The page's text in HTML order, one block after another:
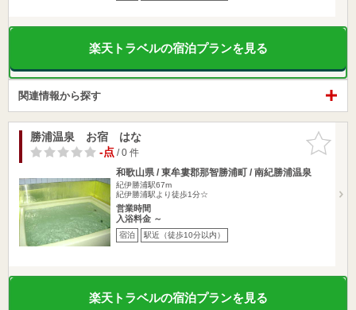
楽天トラベルの宿泊プランを見る
関連情報から探す
お気に入
りに追加
勝浦温泉 お宿 はな
-点/ 0 件
和歌山県 / 東牟婁郡那智勝浦町 / 南紀勝浦温泉
紀伊勝浦駅67m
紀伊勝浦駅より徒歩1分☆
営業時間
入浴料金 ～
宿泊 駅近（徒歩10分以内）
楽天トラベルの宿泊プランを見る